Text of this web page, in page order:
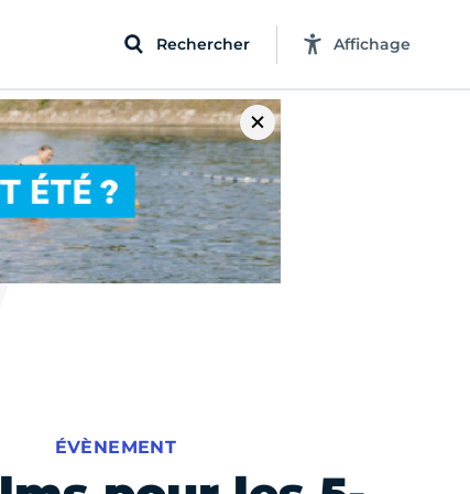
Rechercher Affichage
ÉVÈNEMENT